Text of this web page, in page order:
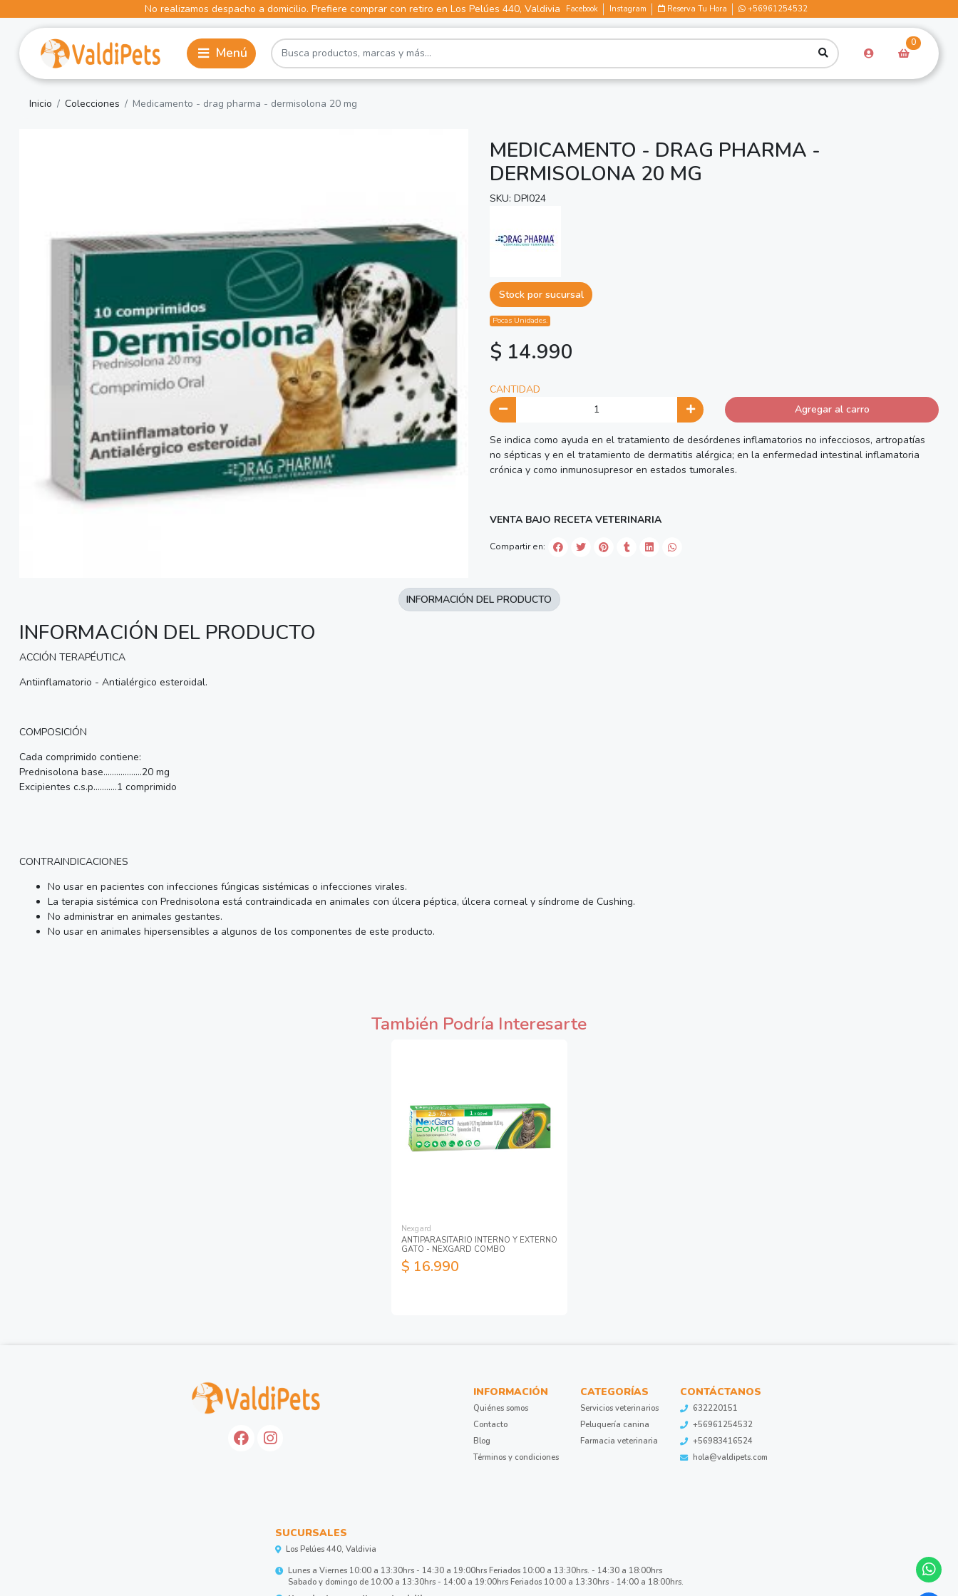
No realizamos despacho a domicilio. Prefiere comprar con retiro en Los Pelúes 440, Valdivia Facebook Instagram Reserva Tu Hora +56961254532
0
Inicio Colecciones Medicamento - drag pharma - dermisolona 20 mg
MEDICAMENTO - DRAG PHARMA -
DERMISOLONA 20 MG
SKU: DPI024
Stock por sucursal
Pocas Unidades.
$ 14.990
CANTIDAD
Agregar al carro
Se indica como ayuda en el tratamiento de desórdenes inflamatorios no infecciosos, artropatías
no sépticas y en el tratamiento de dermatitis alérgica; en la enfermedad intestinal inflamatoria
crónica y como inmunosupresor en estados tumorales.
VENTA BAJO RECETA VETERINARIA
Compartir en:
INFORMACIÓN DEL PRODUCTO
ACCIÓN TERAPÉUTICA
Antiinflamatorio - Antialérgico esteroidal.
COMPOSICIÓN
Cada comprimido contiene:
Prednisolona base..................20 mg
Excipientes c.s.p...........1 comprimido
CONTRAINDICACIONES
No usar en pacientes con infecciones fúngicas sistémicas o infecciones virales.
La terapia sistémica con Prednisolona está contraindicada en animales con úlcera péptica, úlcera corneal y síndrome de Cushing.
No administrar en animales gestantes.
No usar en animales hipersensibles a algunos de los componentes de este producto.
INFORMACIÓN DEL PRODUCTO
También Podría Interesarte
Nexgard
ANTIPARASITARIO INTERNO Y EXTERNO
GATO - NEXGARD COMBO
$ 16.990
INFORMACIÓN
Quiénes somos
Contacto
Blog
Términos y condiciones
CATEGORÍAS
Servicios veterinarios
Peluquería canina
Farmacia veterinaria
CONTÁCTANOS
632220151
+56961254532
+56983416524
hola@valdipets.com
SUCURSALES
Los Pelúes 440, Valdivia
Lunes a Viernes 10:00 a 13:30hrs - 14:30 a 19:00hrs Feriados 10:00 a 13:30hrs. - 14:30 a 18:00hrs
Sabado y domingo de 10:00 a 13:30hrs - 14:00 a 19:00hrs Feriados 10:00 a 13:30hrs - 14:00 a 18:00hrs.